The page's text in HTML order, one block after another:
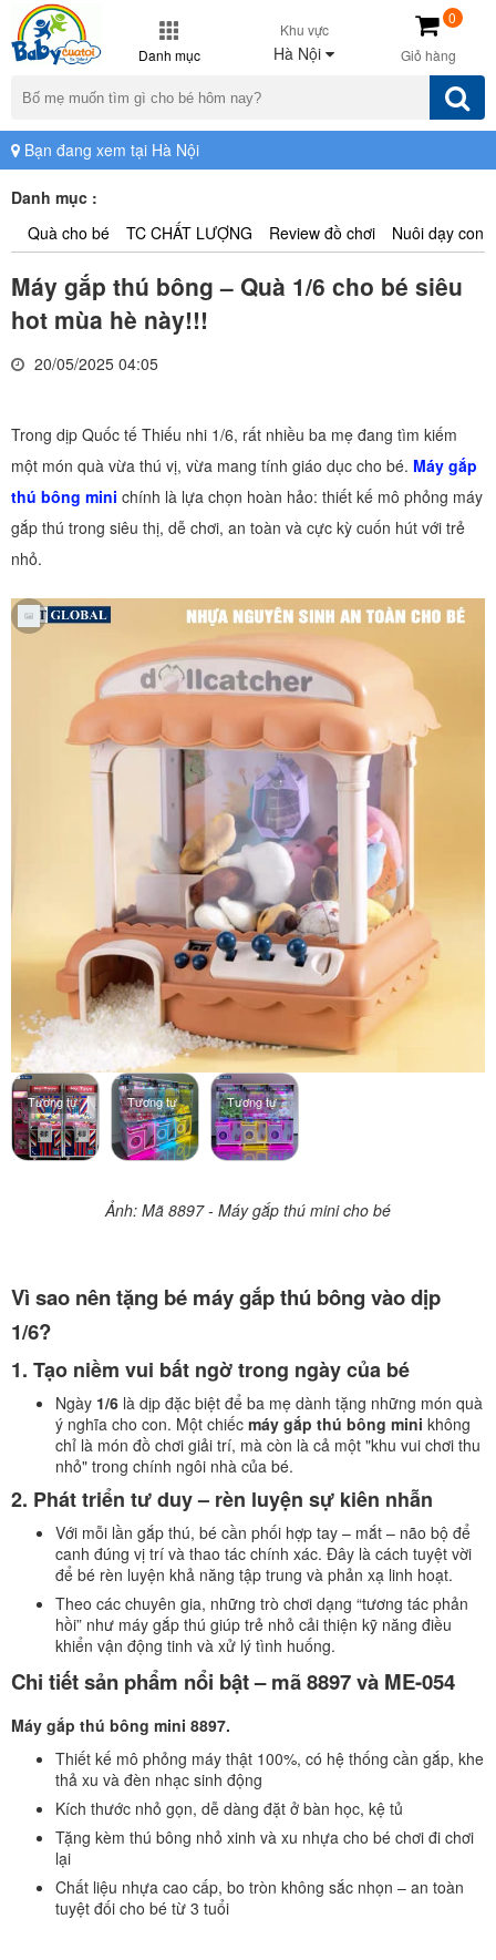
Danh mục
Khu vực
Hà Nội Giỏ hàng
0
Bạn đang xem tại Hà Nội
Danh mục :
Quà cho bé
TC CHẤT LƯỢNG Review đồ chơi Nuôi dạy con
Máy gắp thú bông – Quà 1/6 cho bé siêu
hot mùa hè này!!!
20/05/2025 04:05
Trong dịp Quốc tế Thiếu nhi 1/6, rất nhiều ba mẹ đang tìm kiếm
một món quà vừa thú vị, vừa mang tính giáo dục cho bé. Máy gắp
thú bông mini chính là lựa chọn hoàn hảo: thiết kế mô phỏng máy
gắp thú trong siêu thị, dễ chơi, an toàn và cực kỳ cuốn hút với trẻ
nhỏ.
Tương tự Tương tự Tương tự
Ảnh: Mã 8897 - Máy gắp thú mini cho bé
Vì sao nên tặng bé máy gắp thú bông vào dịp
1/6?
1. Tạo niềm vui bất ngờ trong ngày của bé
Ngày 1/6 là dịp đặc biệt để ba mẹ dành tặng những món quà
ý nghĩa cho con. Một chiếc máy gắp thú bông mini không
chỉ là món đồ chơi giải trí, mà còn là cả một "khu vui chơi thu
nhỏ" trong chính ngôi nhà của bé.
2. Phát triển tư duy – rèn luyện sự kiên nhẫn
Với mỗi lần gắp thú, bé cần phối hợp tay – mắt – não bộ để
canh đúng vị trí và thao tác chính xác. Đây là cách tuyệt vời
để bé rèn luyện khả năng tập trung và phản xạ linh hoạt.
Theo các chuyên gia, những trò chơi dạng “tương tác phản
hồi” như máy gắp thú giúp trẻ nhỏ cải thiện kỹ năng điều
khiển vận động tinh và xử lý tình huống.
Chi tiết sản phẩm nổi bật – mã 8897 và ME-054
Máy gắp thú bông mini 8897.
Thiết kế mô phỏng máy thật 100%, có hệ thống cần gắp, khe
thả xu và đèn nhạc sinh động
Kích thước nhỏ gọn, dễ dàng đặt ở bàn học, kệ tủ
Tặng kèm thú bông nhỏ xinh và xu nhựa cho bé chơi đi chơi
lại
Chất liệu nhựa cao cấp, bo tròn không sắc nhọn – an toàn
tuyệt đối cho bé từ 3 tuổi